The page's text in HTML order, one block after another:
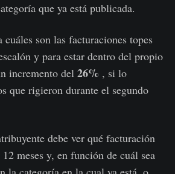
que ya está publicada.
cuáles son las facturaciones topes
y para estar dentro del propio
incremento del 26% , si lo
que rigieron durante el segundo
debe ver qué facturación
meses y, en función de cuál sea